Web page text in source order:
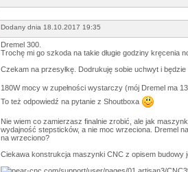
Dodany dnia 18.10.2017 19:35
Dremel 300.
Trochę mi go szkoda na takie długie godziny kręcenia
Czekam na przesyłkę. Dodrukuję sobie uchwyt i
180W mocy w zupełności wystarczy (mój Dremel ma
To też odpowiedź na pytanie z Shoutboxa
Nie wiem co zamierzasz finalnie zrobić, ale jak
wydajność stepsticków, a nie moc wrzeciona. Dremel
na wrzeciono?
Ciekawa konstrukcja maszynki CNC z opisem budowy